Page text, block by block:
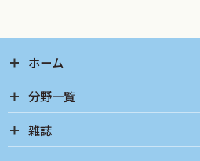
ホーム
分野一覧
雑誌